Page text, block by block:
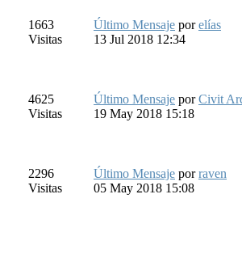
1663
Visitas
Último Mensaje porelías
13 Jul 2018 12:34
4625
Visitas
Último Mensaje porCivit
19 May 2018 15:18
2296
Visitas
Último Mensaje porraven
05 May 2018 15:08